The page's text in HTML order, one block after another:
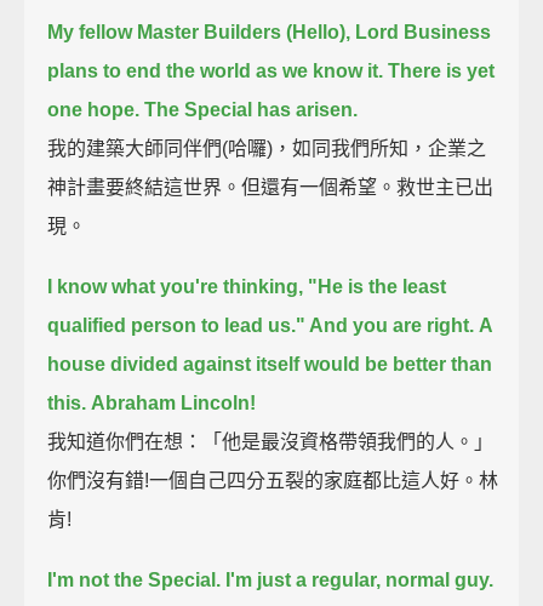
My fellow Master Builders (Hello), Lord Business
plans to end the world as we know it. There is yet
one hope. The Special has arisen.
我的建築大師同伴們(哈囉)，如同我們所知，企業之
神計畫要終結這世界。但還有一個希望。救世主已出
現。
I know what you're thinking, "He is the least
qualified person to lead us." And you are right. A
house divided against itself would be better than
this. Abraham Lincoln!
我知道你們在想：「他是最沒資格帶領我們的人。」
你們沒有錯!一個自己四分五裂的家庭都比這人好。林
肯!
I'm not the Special. I'm just a regular, normal guy.